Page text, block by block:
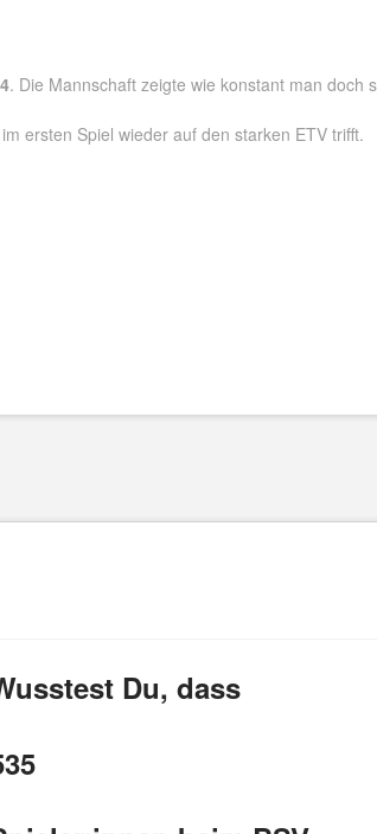
. Die Mannschaft zeigte wie konstant man doch
ersten Spiel wieder auf den starken ETV trifft.
Du, dass